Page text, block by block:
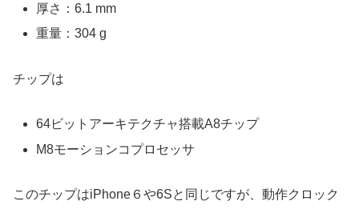
厚さ：6.1 mm
重量：304 g
チップは
64ビットアーキテクチャ搭載A8チップ
M8モーションコプロセッサ
このチップはiPhone６や6Sと同じですが、動作クロック